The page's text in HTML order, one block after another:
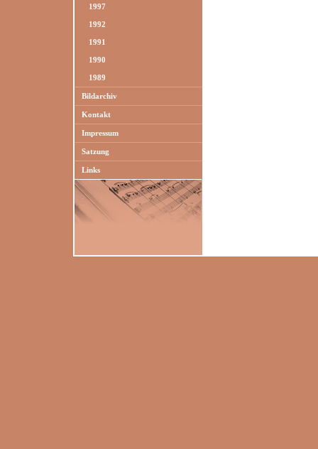
1997
1992
1991
1990
1989
Bildarchiv
Kontakt
Impressum
Satzung
Links